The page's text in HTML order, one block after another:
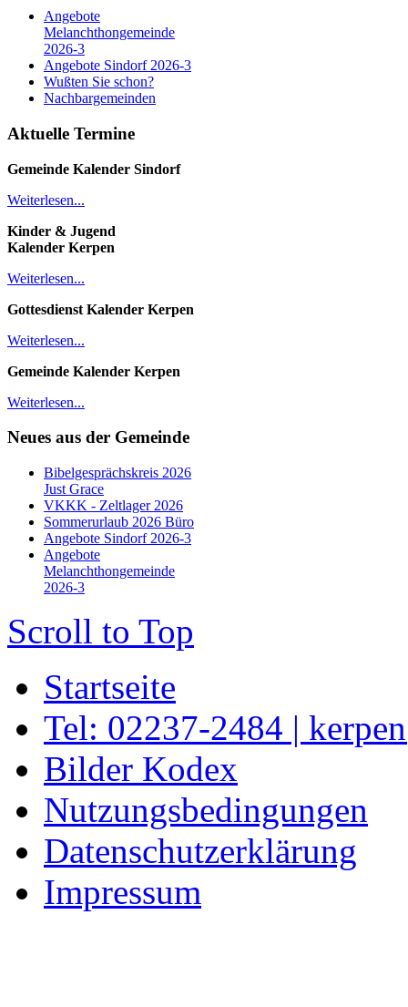
Angebote
Melanchthongemeinde
2026-3
Angebote Sindorf 2026-3
Wußten Sie schon?
Nachbargemeinden
Aktuelle Termine
Gemeinde Kalender Sindorf
Weiterlesen...
Kinder & Jugend
Kalender Kerpen
Weiterlesen...
Gottesdienst Kalender Kerpen
Weiterlesen...
Gemeinde Kalender Kerpen
Weiterlesen...
Neues aus der Gemeinde
Bibelgesprächskreis 2026
Just Grace
VKKK - Zeltlager 2026
Sommerurlaub 2026 Büro
Angebote Sindorf 2026-3
Angebote
Melanchthongemeinde
2026-3
Scroll to Top
Startseite
Tel: 02237-2484 |
Bilder Kodex
Nutzungsbedingungen
Datenschutzerklärung
Impressum